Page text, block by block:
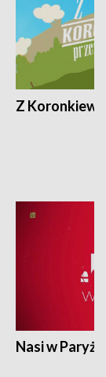
Z
Nasi w Paryżu